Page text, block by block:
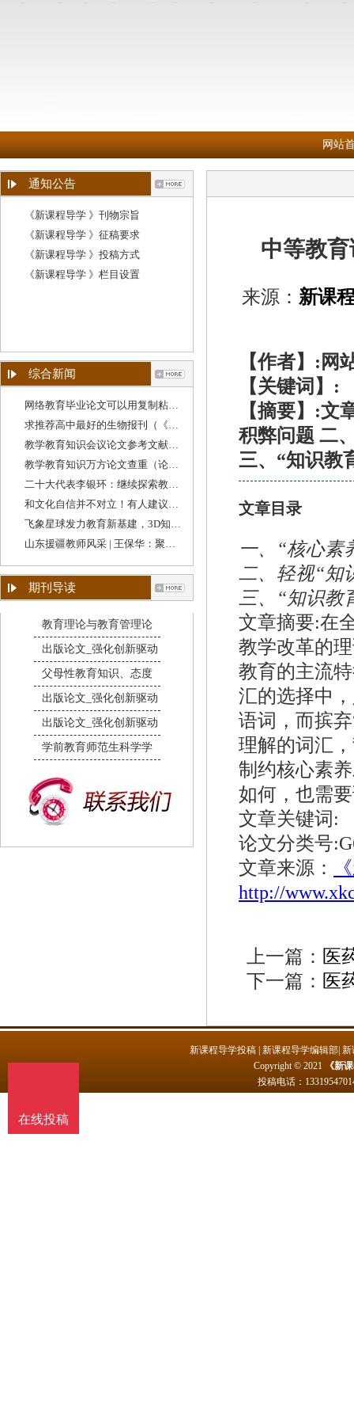
网站
通知公告
《新课程导学 》刊物宗旨
《新课程导学 》征稿要求
《新课程导学 》投稿方式
《新课程导学 》栏目设置
综合新闻
网络教育毕业论文可以用复制粘贴吗（学校教育
求推荐高中最好的生物报刊（《教育教学》期刊
教学教育知识会议论文参考文献格式（教育类论
教学教育知识万方论文查重（论文查重跟教学设
二十大代表李银环：继续探索教育教学方法，守
和文化自信并不对立！有人建议降低“英语教学
飞象星球发力教育新基建，3D知识图谱助力教学质
山东援疆教师风采 | 王保华：聚焦教学质量提升
期刊导读
教育理论与教育管理论
出版论文_强化创新驱动
父母性教育知识、态度
出版论文_强化创新驱动
出版论文_强化创新驱动
学前教育师范生科学学
中等教
来源： 新课
【作者】:网
【关键词】:
【摘要】:文
积弊问题 二
三、“知识教
文章目录
一、“核心素
二、轻视“知
三、“知识教
文章摘要:在
教学改革的
教育的主流
汇的选择中
语词，而摈
理解的词汇
制约核心素
如何，也需
文章关键词:
论文分类号
文章来源：
http://
上一篇： 医
下一篇： 医
新课程导学投稿 | 新课程导学编辑部| 新
Copyright © 2021
《新
投稿电话：
在线投稿